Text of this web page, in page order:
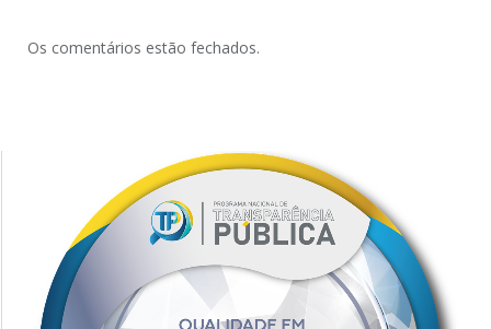
Os comentários estão fechados.